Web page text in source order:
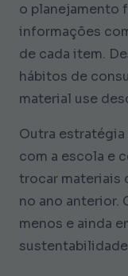
o planejamento
informações
de cada item.
hábitos de
material use
Outra
com a escola e
trocar materiais
no ano anterior.
menos e ainda